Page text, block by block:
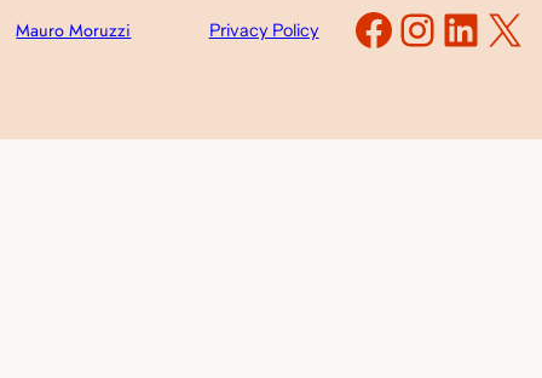
Mauro Moruzzi Privacy Policy X